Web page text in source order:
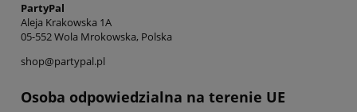
PartyPal
Aleja Krakowska 1A
05-552 Wola Mrokowska, Polska
shop@partypal.pl
Osoba odpowiedzialna na terenie UE